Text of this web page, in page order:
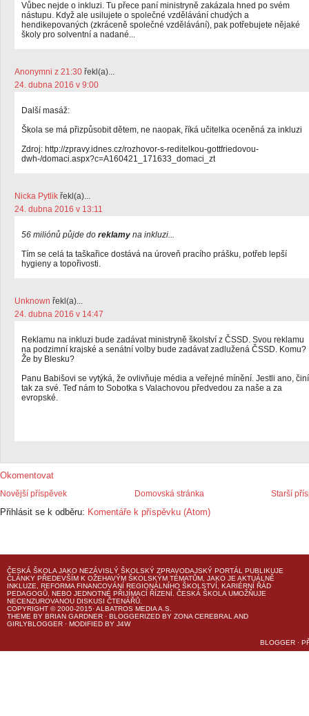
Vůbec nejde o inkluzi. Tu přece paní ministryně zakázala hned po svém
nástupu. Když ale usilujete o společné vzdělávání chudých a
hendikepovaných (zkráceně společné vzdělávání), pak potřebujete nějaké
školy pro solventní a nadané...
Anonymni z 21:30 řekl(a)...
24. dubna 2016 v 9:00
Další masáž:
Škola se má přizpůsobit dětem, ne naopak, říká učitelka oceněná za inkluzi
Zdroj: http://zpravy.idnes.cz/rozhovor-s-reditelkou-gottfriedovou-
dwh-/domaci.aspx?c=A160421_171633_domaci_zt
Nicka Pytlik řekl(a)...
24. dubna 2016 v 13:11
56 miliónů půjde do reklamy na inkluzi...
Tím se celá ta taškařice dostává na úroveň pracího prášku, potřeb lepší
hygieny a topořivosti.
Unknown řekl(a)...
24. dubna 2016 v 14:47
Reklamu na inkluzi bude zadávat ministryně školství z ČSSD. Svou reklamu
na podzimní krajské a senátní volby bude zadávat zadlužená ČSSD. Komu?
Že by Blesku?
Panu Babišovi se vytýká, že ovlivňuje média a veřejné mínění. Jestli ano, činí
tak za své. Teď nám to Sobotka s Valachovou předvedou za naše a za
evropské.
Okomentovat
Novější příspěvek Starší
Domovská stránka
Přihlásit se k odběru: Komentáře k příspěvku (Atom)
ČESKÁ ŠKOLA JAKO NEZÁVISLÝ ŠKOLSKÝ ZPRAVODAJSKÝ PORTÁL PUBLIKUJE
ČLÁNKY PŘEDEVŠÍM K OŽEHAVÝM ŠKOLSKÝM TÉMATŮM, JAKO JE AKTUÁLNĚ
INKLUZE, REFORMA FINANCOVÁNÍ REGIONÁLNÍHO ŠKOLSTVÍ, KARIÉRNÍ ŘÁD
PEDAGOGŮ, NEBO JEDNOTNÉ PŘIJÍMACÍ ŘÍZENÍ. ČESKÁ ŠKOLA UMOŽŇUJE
NECENZUROVANOU DISKUSI ČTENÁŘŮ.
COPYRIGHT © 2000-2015· ALBATROS MEDIA A.S.
THEME BY BRIAN GARDNER · BLOGGERIZED BY ZONA CEREBRAL AND
GIRLYBLOGGER · MODIFIED BY J4W
BLOGGER ·